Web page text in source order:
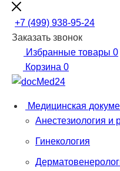
+7 (499) 938-95-24
Заказать звонок
Избранные товары 0
Корзина 0
Медицинская
Анестезиология и
Гинекология